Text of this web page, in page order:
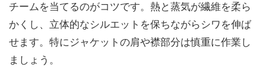
チームを当てるのがコツです。熱と蒸気が繊維を柔ら
かくし、立体的なシルエットを保ちながらシワを伸ば
せます。特にジャケットの肩や襟部分は慎重に作業し
ましょう。